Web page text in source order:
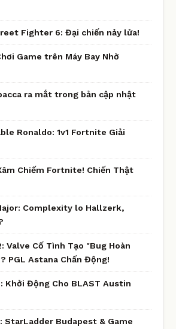
Fighter 6: Đại chiến nảy lửa!
Game trên Máy Bay Nhờ
ra mắt trong bản cập nhật
Ronaldo: 1v1 Fortnite Giải
Chiếm Fortnite! Chiến Thật
Complexity lo Hallzerk,
Valve Cố Tình Tạo "Bug Hoàn
PGL Astana Chấn Động!
Khởi Động Cho BLAST Austin
StarLadder Budapest & Game